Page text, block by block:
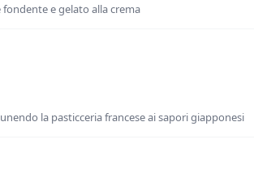
e gelato alla crema
la pasticceria francese ai sapori giapponesi